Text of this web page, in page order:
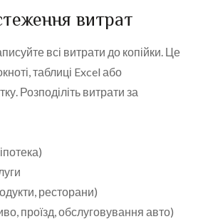
витрат
всі витрати до копійки. Це
таблиці Excel або
Розподіліть витрати за
ресторани)
проїзд, обслуговування авто)